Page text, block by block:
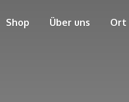
Shop Über uns Ort